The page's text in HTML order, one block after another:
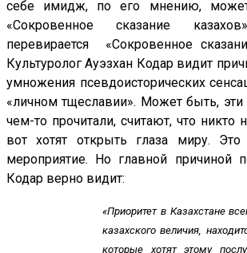
себе имидж, по его мнению,
«Сокровенное сказание
перевирается «Сокровенное
Культуролог Ауэзхан Кодар видит
умножения псевдоисторических
«личном тщеславии». Может быть,
чем-то прочитали, считают, что никто
вот хотят открыть глаза миру.
мероприятие. Но главной причиной
Кодар верно видит:
«Приоритет в Казахстане
казахского величия,
которые хотят этому